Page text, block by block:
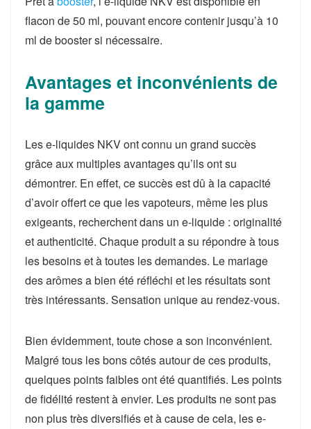
flacon de 50 ml, pouvant encore contenir jusqu’à 10
ml de booster si nécessaire.
Avantages et inconvénients de
la gamme
Les e-liquides NKV ont connu un grand succès
grâce aux multiples avantages qu’ils ont su
démontrer. En effet, ce succès est dû à la capacité
d’avoir offert ce que les vapoteurs, même les plus
exigeants, recherchent dans un e-liquide : originalité
et authenticité. Chaque produit a su répondre à tous
les besoins et à toutes les demandes. Le mariage
des arômes a bien été réfléchi et les résultats sont
très intéressants. Sensation unique au rendez-vous.
Bien évidemment, toute chose a son inconvénient.
Malgré tous les bons côtés autour de ces produits,
quelques points faibles ont été quantifiés. Les points
de fidélité restent à envier. Les produits ne sont pas
non plus très diversifiés et à cause de cela, les e-